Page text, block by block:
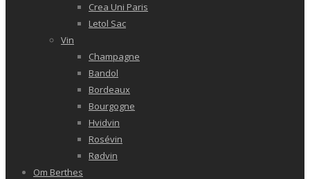
Crea Uni Paris
Letol Sac
Vin
Champagne
Bandol
Bordeaux
Bourgogne
Hvidvin
Rosévin
Rødvin
Om Berthes